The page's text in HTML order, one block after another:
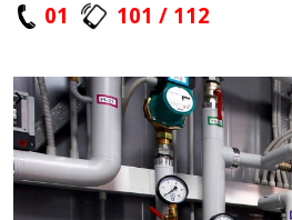
01 101 / 112